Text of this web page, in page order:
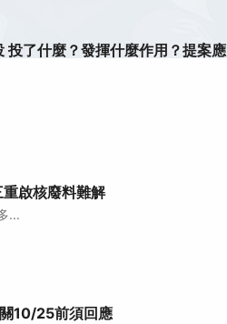
了什麼？發揮什麼作用？提案應
啟核廢料難解
...
10/25前須回應